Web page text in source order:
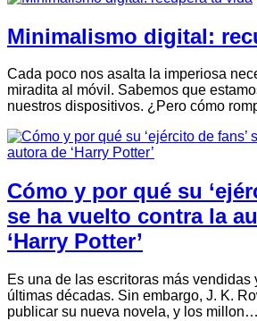
Minimalismo digital:
Cada poco nos asalta la imperiosa
miradita al móvil. Sabemos que
nuestros dispositivos. ¿Pero cómo
Cómo y por qué su
se ha vuelto contra la
‘Harry Potter’
Es una de las escritoras más vendidas
últimas décadas. Sin embargo, J. K.
publicar su nueva novela, y los millon…